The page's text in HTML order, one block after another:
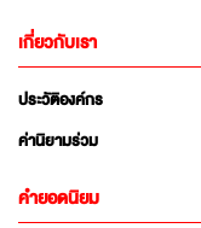
เกี่ยวกับเรา
ประวัติองค์กร
ค่านิยามร่วม
คำยอดนิยม